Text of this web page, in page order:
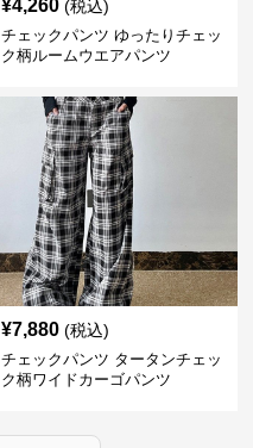
¥4,260 (税込)
チェックパンツ ゆったりチェッ
ク柄ルームウエアパンツ
¥7,880 (税込)
チェックパンツ タータンチェッ
ク柄ワイドカーゴパンツ